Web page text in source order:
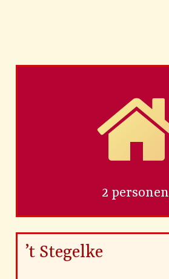
2 personen
’t Stegelke